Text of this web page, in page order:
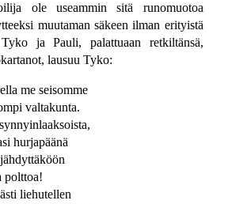
ole useammin sitä runomuotoa
muutaman säkeen ilman erityistä
ja Pauli, palattuaan retkiltänsä,
lausuu Tyko:
me seisomme
valtakunta.
hurjapäänä
polttoa!
liehutellen